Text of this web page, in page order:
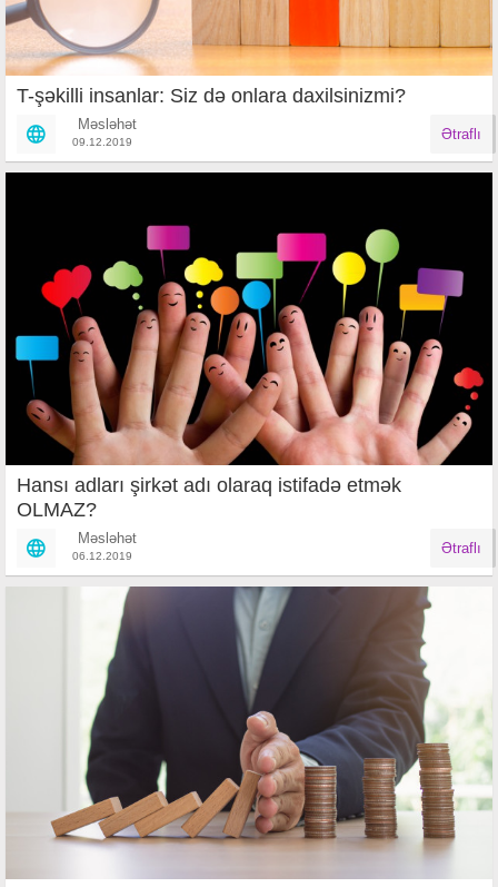
T-şəkilli insanlar: Siz də onlara daxilsinizmi?
Məsləhət
09.12.2019 Ətraflı
Hansı adları şirkət adı olaraq istifadə etmək
OLMAZ?
Məsləhət
06.12.2019 Ətraflı